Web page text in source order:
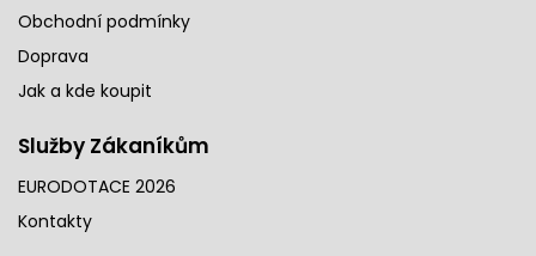
Obchodní podmínky
Doprava
Jak a kde koupit
Služby Zákaníkům
EURODOTACE 2026
Kontakty